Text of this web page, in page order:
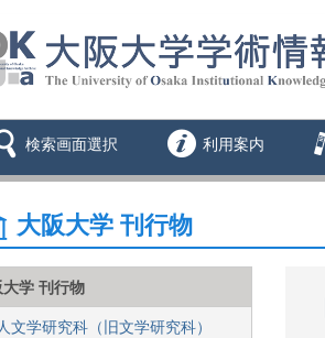
検索画面選択 利用案内
大阪大学 刊行物
大学 刊行物
文学研究科（旧文学研究科）